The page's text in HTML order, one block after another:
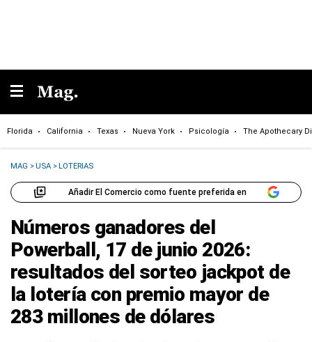
Florida California Texas Nueva York Psicología The Apothecary
MAG >USA >LOTERIAS
Añadir El Comercio como fuente preferida en
Números ganadores del
Powerball, 17 de junio 2026:
resultados del sorteo jackpot de
la lotería con premio mayor de
283 millones de dólares